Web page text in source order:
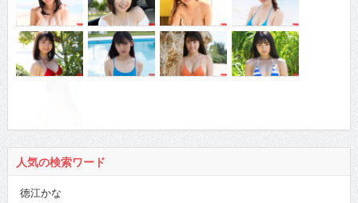
人気の検索ワード
徳江かな